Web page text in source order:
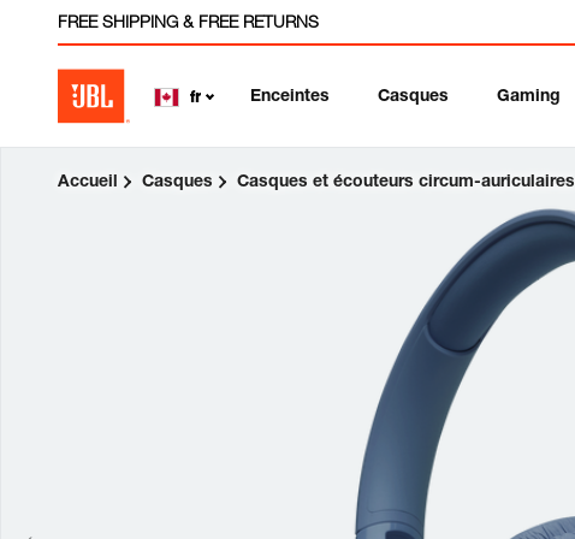
FREE SHIPPING & FREE RETURNS
fr Enceintes Casques Gaming
Accueil Casques Casques et écouteurs circum-auriculaires